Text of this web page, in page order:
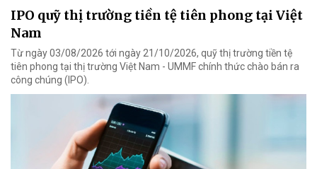
IPO quỹ thị trường tiền tệ tiên phong tại Việt
Nam
Từ ngày 03/08/2026 tới ngày 21/10/2026, quỹ thị trường tiền tệ
tiên phong tại thị trường Việt Nam - UMMF chính thức chào bán ra
công chúng (IPO).